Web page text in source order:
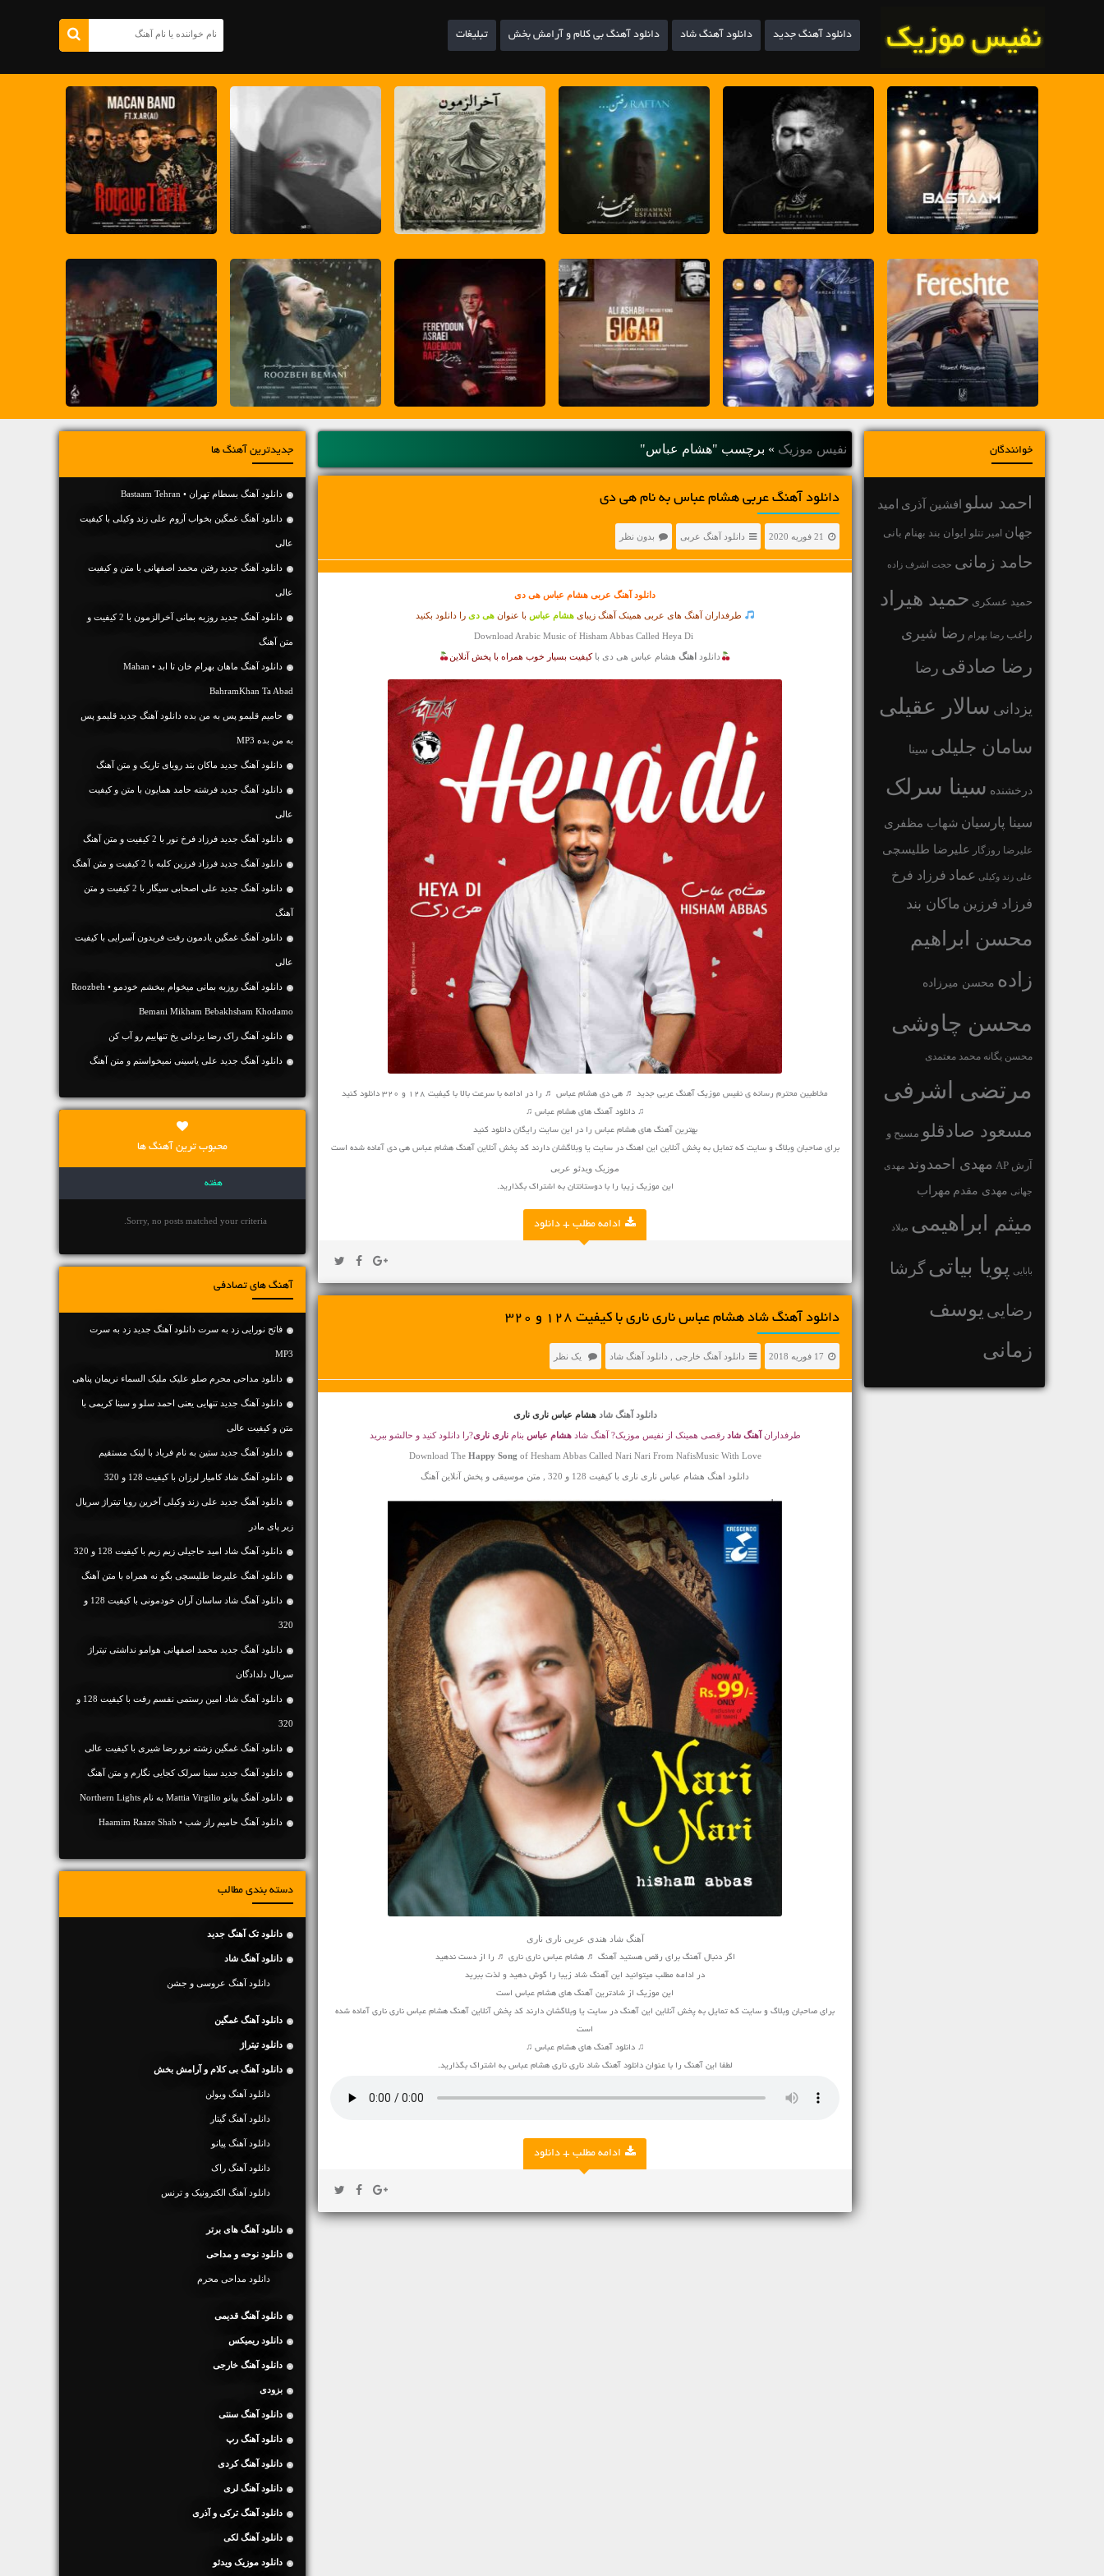
دانلود آهنگ جدید دانلود آهنگ شاد دانلود آهنگ بی کلام و آرامش بخش تبلیغات
خوانندگان
احمد سلو افشین آذری امید
جهان امیر تتلو ایوان بند بهنام بانی
حامد زمانی حجت اشرف زاده
حمید عسکری حمید هیراد
راغب رضا بهرام رضا شیری
رضا صادقی رضا
یزدانی سالار عقیلی
سامان جلیلی سینا
درخشنده سینا سرلک
سینا پارسیان شهاب مظفری
علیرضا روزگار علیرضا طلیسچی
علی زند وکیلی عماد فرزاد فرخ
فرزاد فرزین ماکان بند
محسن ابراهیم
زاده محسن میرزاده
محسن چاوشی
محسن یگانه محمد معتمدی
مرتضی اشرفی
مسعود صادقلو مسیح و
آرش AP مهدی احمدوند مهدی
جهانی مهدی مقدم مهراب
میثم ابراهیمی میلاد
بابایی پویا بیاتیگرشا
رضایی یوسف
زمانی
نفیس موزیک » برچسب "هشام عباس"
دانلود آهنگ عربی هشام عباس به نام هی دی
21 فوریه 2020 دانلود آهنگ عربی بدون نظر
دانلود آهنگ عربی هشام عباس هی دی
طرفداران آهنگ های عربی همینک آهنگ زیبایهشام عباس با عنوانهی دی را دانلود بکنید
دانلود اهنگ هشام عباس هی دی باکیفیت بسیار خوب همراه با پخش آنلاین
مخاطبین محترم رسانه ی نفیس موزیک آهنگ عربی جدید ♬ هی دی هشام عباس ♬ را در ادامه با سرعت بالا با کیفیت 128 و 320 دانلود کنید
♫ دانلود آهنگ های هشام عباس ♫
بهترین آهنگ های هشام عباس را در این سایت رایگان دانلود کنید
برای صاحبان وبلاگ و سایت که تمایل به پخش آنلاین این اهنگ در سایت یا وبلاگشان دارند کد پخش آنلاین آهنگ هشام عباس هی دی آماده شده است
موزیک ویدئو عربی
این موزیک زیبا را با دوستانتان به اشتراک بگذارید.
ادامه مطلب + دانلود
دانلود آهنگ شاد هشام عباس ناری ناری با کیفیت 128 و 320
17 فوریه 2018 دانلود آهنگ خارجی دانلود آهنگ شاد یک نظر
دانلود آهنگ شاد هشام عباس ناری ناری
طرفدارانآهنگ شاد رقصی همینک از نفیس موزیک? آهنگ شادهشام عباس بنامناری ناری?را دانلود کنید و حالشو ببرید
Download The Happy Song of Hesham Abbas Called Nari Nari From NafisMusic With Love
دانلود اهنگ هشام عباس ناری ناری با کیفیت 128 و 320 , متن موسیقی و پخش آنلاین آهنگ
آهنگ شاد هندی عربی ناری ناری
اگر دنبال آهنگ برای رقص هستید آهنگ ♬ هشام عباس ناری ناری ♬ را از دست ندهید
در ادامه مطلب میتوانید این آهنگ شاد زیبا را گوش دهید و لذت ببرید
این موزیک از شادترین آهنگ های هشام عباس است
برای صاحبان وبلاگ و سایت که تمایل به پخش آنلاین این آهنگ در سایت یا وبلاگشان دارند کد پخش آنلاین آهنگ هشام عباس ناری ناری آماده شده
است
♫ دانلود آهنگ های هشام عباس ♫
لطفا این آهنگ را با عنوان دانلود آهنگ شاد ناری ناری هشام عباس به اشتراک بگذارید.
ادامه مطلب + دانلود
جدیدترین آهنگ ها
دانلود آهنگ بسطام تهران • Bastaam Tehran
دانلود آهنگ غمگین بخواب آروم علی زند وکیلی با کیفیت
عالی
دانلود آهنگ جديد رفتن محمد اصفهانی با متن و کیفیت
عالی
دانلود آهنگ جديد روزبه بمانی آخرالزمون با 2 کیفیت و
متن آهنگ
دانلود آهنگ ماهان بهرام خان تا ابد • Mahan
BahramKhan Ta Abad
حامیم قلبمو پس به من بده دانلود آهنگ جدید قلبمو پس
به من بده MP3
دانلود آهنگ جديد ماکان بند رویای تاریک و متن آهنگ
دانلود آهنگ جديد فرشته حامد همایون با متن و کیفیت
عالی
دانلود آهنگ جديد فرزاد فرخ نور با 2 کیفیت و متن آهنگ
دانلود آهنگ جديد فرزاد فرزین کلبه با 2 کیفیت و متن آهنگ
دانلود آهنگ جديد علی اصحابی سیگار با 2 کیفیت و متن
آهنگ
دانلود آهنگ غمگین یادمون رفت فریدون آسرایی با کیفیت
عالی
دانلود آهنگ روزبه بمانی میخوام ببخشم خودمو • Roozbeh
Bemani Mikham Bebakhsham Khodamo
دانلود آهنگ راک رضا یزدانی یخ تنهاییم رو آب کن
دانلود آهنگ جديد علی یاسینی نمیخواستم و متن آهنگ
محبوب ترین آهنگ ها
هفته
Sorry, no posts matched your criteria.
آهنگ های تصادفی
فاتح نورایی زد به سرت دانلود آهنگ جدید زد به سرت
MP3
دانلود مداحی محرم صلو علیک ملیک السماء نریمان پناهی
دانلود آهنگ جديد تنهایی یعنی احمد سلو و سینا کریمی با
متن و کیفیت عالی
دانلود آهنگ جديد ستین به نام فریاد با لینک مستقیم
دانلود آهنگ شاد کامیار لرزان با کیفیت 128 و 320
دانلود آهنگ جدید علی زند وکیلی آخرین رویا تیتراژ سریال
زیر پای مادر
دانلود آهنگ شاد امید حاجیلی زیم زیم با کیفیت 128 و 320
دانلود آهنگ علیرضا طلیسچی بگو نه همراه با متن آهنگ
دانلود آهنگ شاد ساسان آران خودمونی با کیفیت 128 و
320
دانلود آهنگ جدید محمد اصفهانی هوامو نداشتی تیتراژ
سریال دلدادگان
دانلود آهنگ شاد امین رستمی نفسم رفت با کیفیت 128 و
320
دانلود آهنگ غمگین زشته نرو رضا شیری با کیفیت عالی
دانلود آهنگ جديد سینا سرلک کجایی نگارم و متن آهنگ
دانلود آهنگ پیانو Mattia Virgilio به نام Northern Lights
دانلود آهنگ حامیم راز شب • Haamim Raaze Shab
دسته بندی مطالب
دانلود تک آهنگ جدید
دانلود آهنگ شاد
دانلود آهنگ عروسی و جشن
دانلود آهنگ غمگین
دانلود تیتراژ
دانلود آهنگ بی کلام و آرامش بخش
دانلود آهنگ ویولن
دانلود آهنگ گیتار
دانلود آهنگ پیانو
دانلود آهنگ راک
دانلود آهنگ الکترونیک و ترنس
دانلود آهنگ های برتر
دانلود نوحه و مداحی
دانلود مداحی محرم
دانلود آهنگ قدیمی
دانلود ریمیکس
دانلود آهنگ خارجی
بزودی
دانلود آهنگ سنتی
دانلود آهنگ رپ
دانلود آهنگ کردی
دانلود آهنگ لری
دانلود آهنگ ترکی و آذری
دانلود آهنگ لکی
دانلود موزیک ویدئو